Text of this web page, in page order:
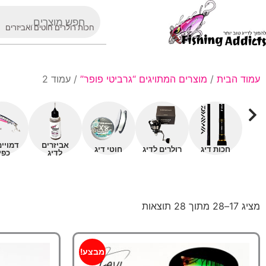
חכות רולרים חוטים ואביזרים
עמוד הבית / מוצרים המתויגים “גרביטי פופר” / עמוד 2
חכות דיג רולרים לדיג חוטי דיג
אביזרים
לדיג
מציג 17–28 מתוך 28 תוצאות
מבצע!